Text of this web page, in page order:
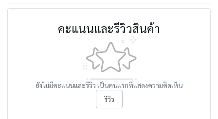
คะแนนและรีวิวสินค้า
ยังไม่มีคะแนนและรีวิว เป็นคนแรกที่แสดงความคิดเห็น
รีวิว